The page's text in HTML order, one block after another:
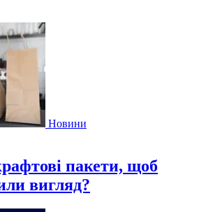
Новини
пакети, щоб
вигляд?